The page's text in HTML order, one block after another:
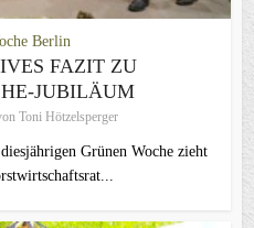
Berlin
FAZIT ZU
JUBILÄUM
Toni Hötzelsperger
Grünen Woche zieht